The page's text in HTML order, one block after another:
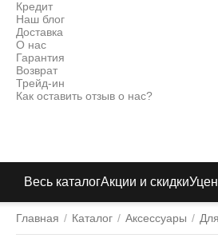
Кредит
Наш блог
Доставка
О нас
Гарантия
Возврат
Трейд-ин
Как оставить отзыв о нас?
Весь каталогАкции и скидки
Главная / Каталог / Аксессуары /